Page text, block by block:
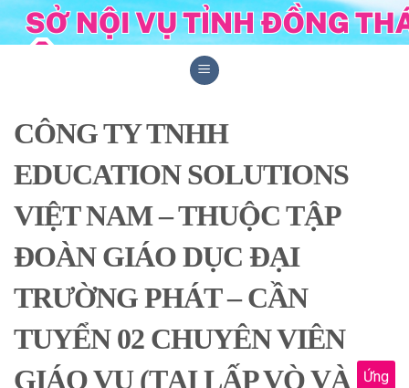
Skip
to
CÔNG TY TNHH
EDUCATION SOLUTIONS
VIỆT NAM – THUỘC TẬP
ĐOÀN GIÁO DỤC ĐẠI
TRƯỜNG PHÁT – CẦN
TUYỂN 02 CHUYÊN VIÊN
GIÁO VỤ (TẠI LẤP VÒ VÀ
Ứng